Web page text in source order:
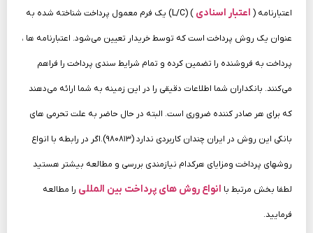
اعتبارنامه ( اعتبار اسنادی ) (L/C) یک فرم معمول پرداخت شناخته‌ شده به‌
عنوان یک روش پرداخت است که توسط خریدار تعیین می‌شود. اعتبارنامه ها ،
پرداخت به فروشنده را تضمین کرده و تمام شرایط سندی پرداخت را فراهم
می‌کنند. بانکداران شما اطلاعات دقیقی را در این زمینه به شما ارائه می‌دهند
که برای هر صادر کننده ضروری است. البته در حال حاضر به علت تحرمی های
بانکی این روش در ایران چندان کاربردی ندارد (۹۸۰۸۱۳).اگر در رابطه با انواع
روشهای پرداخت ومزایای هرکدام نیازمندی بررسی و مطالعه بیشتر هستید
لطفا بخش مرتبط با انواع روش های پرداخت بین المللی را مطالعه
فرمایید.